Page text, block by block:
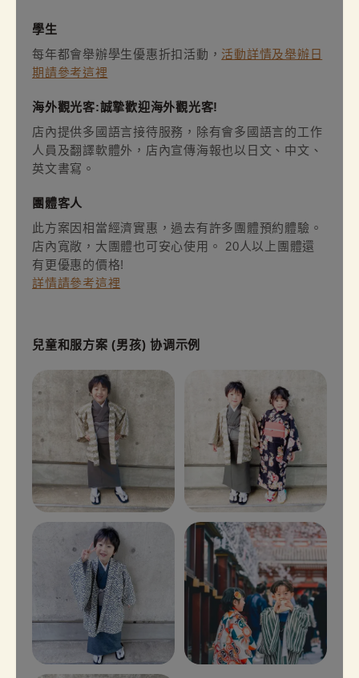
學生
每年都會舉辦學生優惠折扣活動， 活動詳情及舉辦日
期請參考這裡
海外觀光客:誠摯歡迎海外觀光客!
店內提供多國語言接待服務，除有會多國語言的工作
人員及翻譯軟體外，店內宣傳海報也以日文、中文、
英文書寫。
團體客人
此方案因相當經濟實惠，過去有許多團體預約體驗。
店內寬敞，大團體也可安心使用。 20人以上團體還
有更優惠的價格!
詳情請參考這裡
兒童和服方案 (男孩) 协调示例